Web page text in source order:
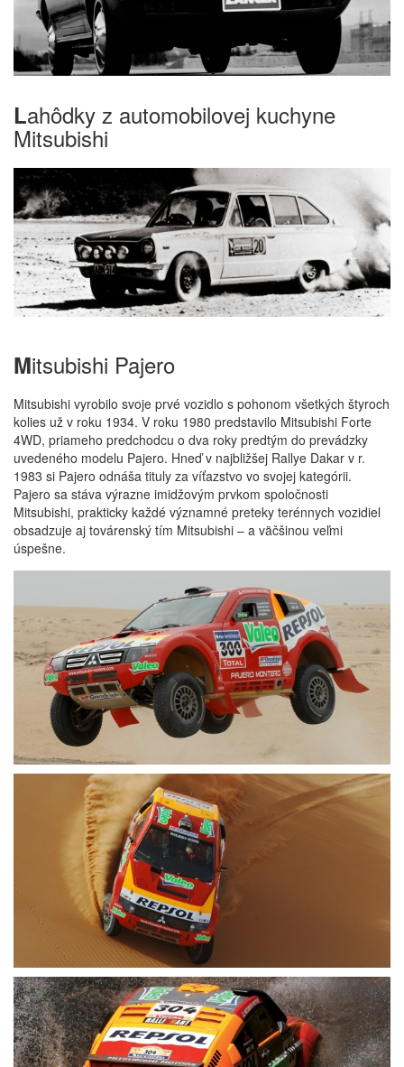
Lahôdky z automobilovej kuchyne
Mitsubishi
Mitsubishi Pajero
Mitsubishi vyrobilo svoje prvé vozidlo s pohonom všetkých štyroch
kolies už v roku 1934. V roku 1980 predstavilo Mitsubishi Forte
4WD, priameho predchodcu o dva roky predtým do prevádzky
uvedeného modelu Pajero. Hneď v najbližšej Rallye Dakar v r.
1983 si Pajero odnáša tituly za víťazstvo vo svojej kategórii.
Pajero sa stáva výrazne imidžovým prvkom spoločnosti
Mitsubishi, prakticky každé významné preteky terénnych vozidiel
obsadzuje aj továrenský tím Mitsubishi – a väčšinou veľmi
úspešne.